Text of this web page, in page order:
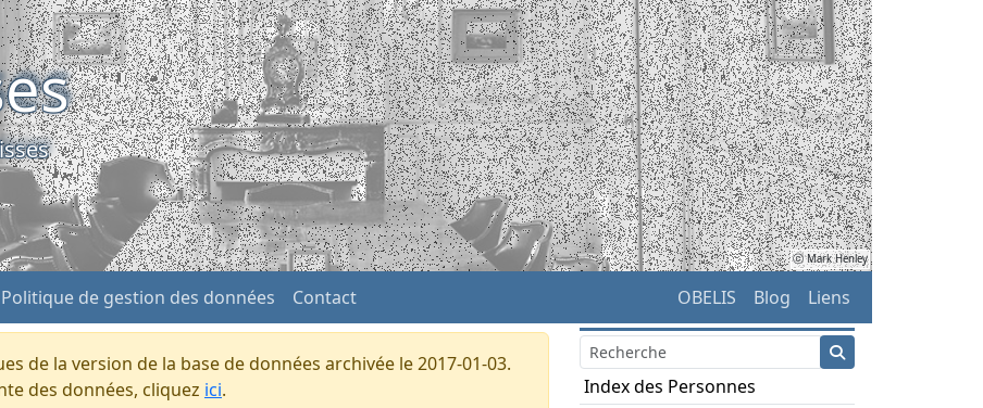
ⓒ Mark Henley
Politique de gestion des données Contact OBELIS Blog Liens
de la version de la base de données archivée le 2017-01-03.
des données, cliquez ici.
Index des Personnes